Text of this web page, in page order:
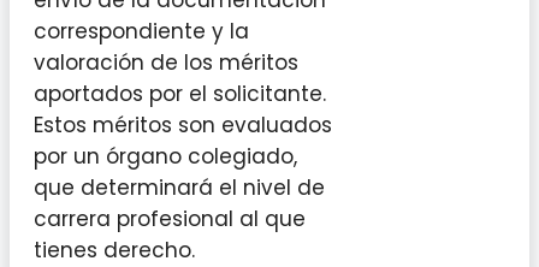
correspondiente y la
valoración de los méritos
aportados por el solicitante.
Estos méritos son evaluados
por un órgano colegiado,
que determinará el nivel de
carrera profesional al que
tienes derecho.